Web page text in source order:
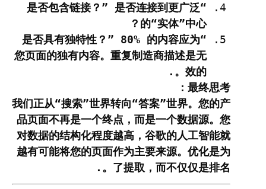
“是否包含链接？”
是否连接到更广泛
的“实体”中心？
“是否具有独特性？”
80% 的内容应为
您页面的独有内容。重复制造商描述是无
效的。.
最终思考：
我们正从“搜索”世界转向“答案”世界。您的产
品页面不再是一个终点，而是一个数据源。您
对数据的结构化程度越高，谷歌的人工智能就
越有可能将您的页面作为主要来源。优化是为
了提取，而不仅仅是排名。.